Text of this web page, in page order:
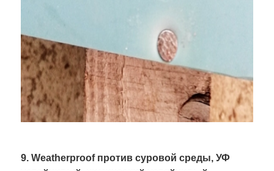
9. Weatherproof против суровой среды, УФ